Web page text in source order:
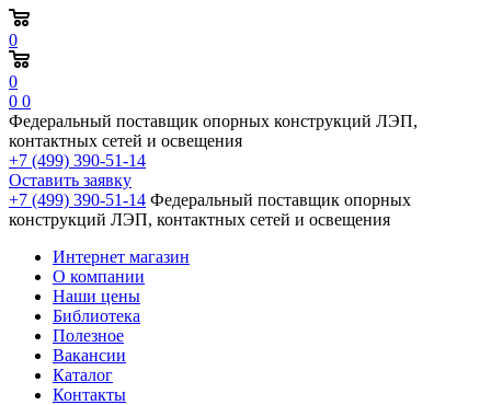
0
0
0 0
Федеральный поставщик опорных конструкций ЛЭП,
контактных сетей и освещения
+7 (499) 390-51-14
Оставить заявку
+7 (499) 390-51-14 Федеральный поставщик опорных
конструкций ЛЭП, контактных сетей и освещения
Интернет магазин
О компании
Наши цены
Библиотека
Полезное
Вакансии
Каталог
Контакты